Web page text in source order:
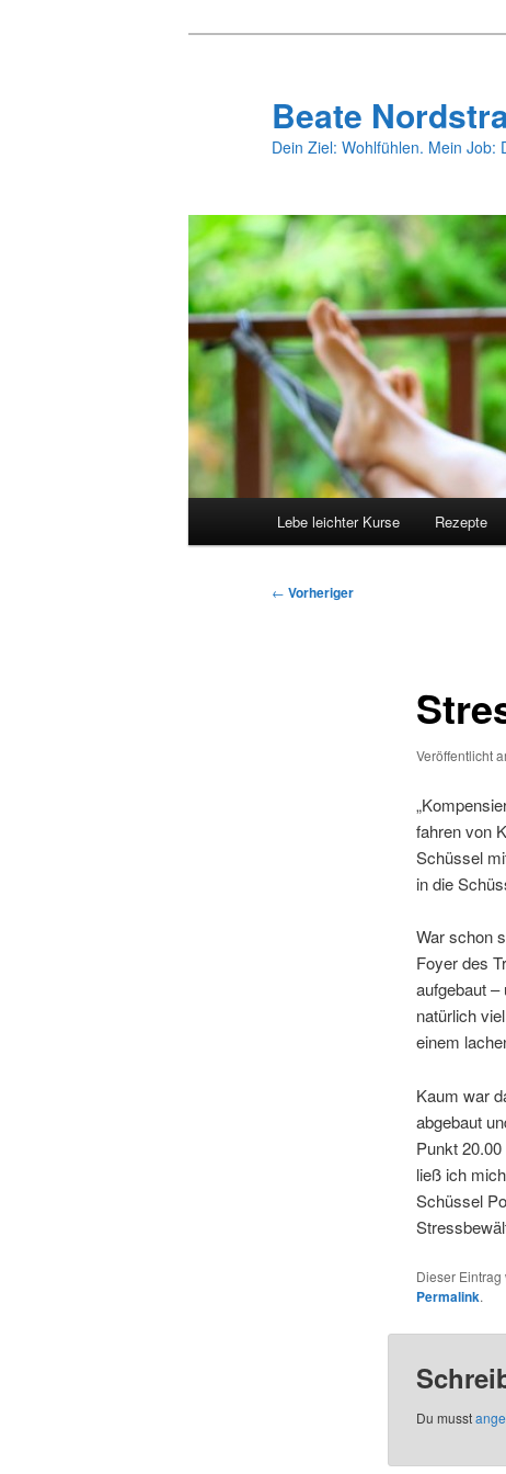
Beate
Dein Ziel: Wohlfühlen. Mein Job:
Lebe leichter Kurse Rezepte
Beitragsnavigation
← Vorheriger
Veröffentlicht
fahren von
Schüssel
in die
War schon
Foyer des
aufgebaut –
natürlich
einem
Kaum war
abgebaut
Punkt
ließ ich
Schüssel
Dieser Eintrag
Permalink.
Du musst